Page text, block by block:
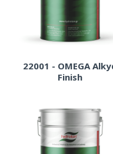
22001 - OMEGA
Finish